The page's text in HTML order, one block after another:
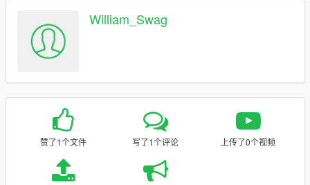
William_Swag
赞了1个文件 写了1个评论 上传了0个视频